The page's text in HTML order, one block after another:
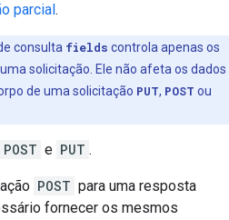
parcial.
consulta fields controla apenas os
solicitação. Ele não afeta os dados
de uma solicitação PUT, POST ou
POST e PUT .
POST para uma resposta
fornecer os mesmos